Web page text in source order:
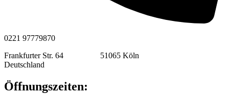
0221 97779870
Frankfurter Str. 64 51065 Köln
Deutschland
Öffnungszeiten: